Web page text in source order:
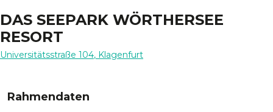
DAS SEEPARK WÖRTHERSEE
RESORT
Universitätsstraße 104, Klagenfurt
Rahmendaten